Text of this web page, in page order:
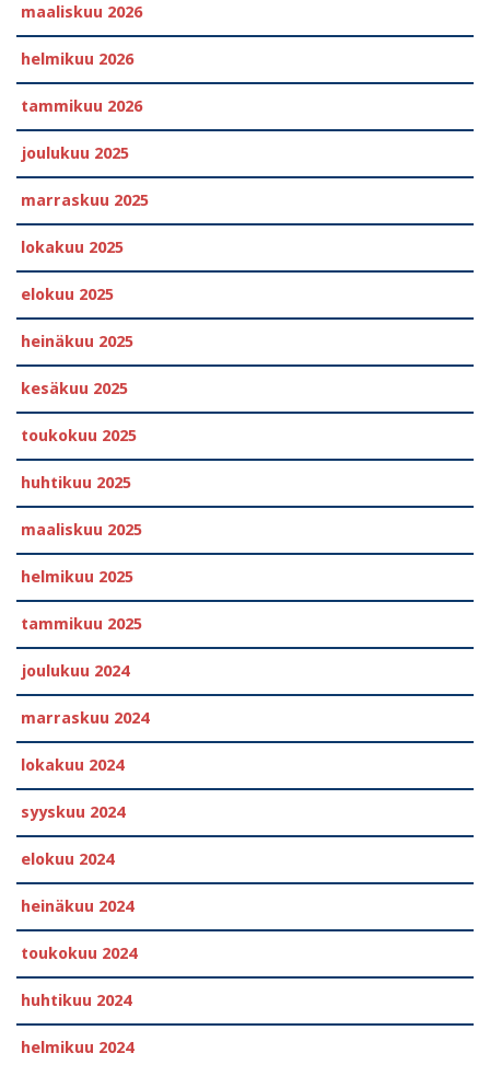
maaliskuu 2026
helmikuu 2026
tammikuu 2026
joulukuu 2025
marraskuu 2025
lokakuu 2025
elokuu 2025
heinäkuu 2025
kesäkuu 2025
toukokuu 2025
huhtikuu 2025
maaliskuu 2025
helmikuu 2025
tammikuu 2025
joulukuu 2024
marraskuu 2024
lokakuu 2024
syyskuu 2024
elokuu 2024
heinäkuu 2024
toukokuu 2024
huhtikuu 2024
helmikuu 2024